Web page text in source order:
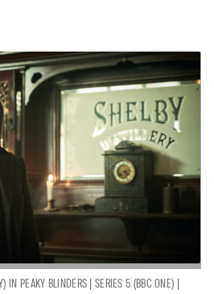
IN PEAKY BLINDERS | SERIES 5 (BBC ONE) |